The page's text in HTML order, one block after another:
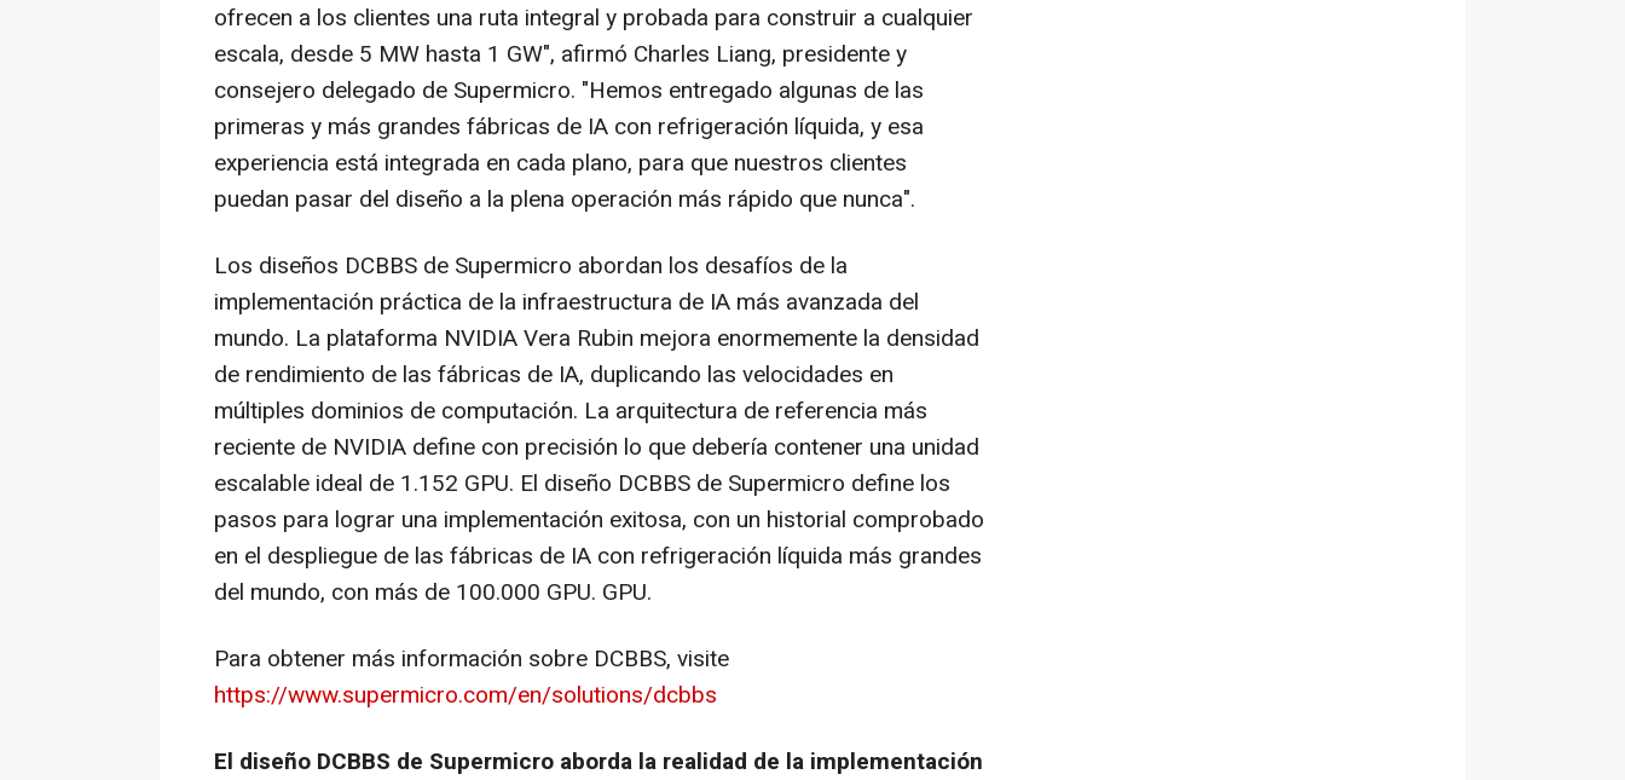
ofrecen a los clientes una ruta integral y probada para construir a cualquier
escala, desde 5 MW hasta 1 GW", afirmó Charles Liang, presidente y
consejero delegado de Supermicro. "Hemos entregado algunas de las
primeras y más grandes fábricas de IA con refrigeración líquida, y esa
experiencia está integrada en cada plano, para que nuestros clientes
puedan pasar del diseño a la plena operación más rápido que nunca".
Los diseños DCBBS de Supermicro abordan los desafíos de la
implementación práctica de la infraestructura de IA más avanzada del
mundo. La plataforma NVIDIA Vera Rubin mejora enormemente la densidad
de rendimiento de las fábricas de IA, duplicando las velocidades en
múltiples dominios de computación. La arquitectura de referencia más
reciente de NVIDIA define con precisión lo que debería contener una unidad
escalable ideal de 1.152 GPU. El diseño DCBBS de Supermicro define los
pasos para lograr una implementación exitosa, con un historial comprobado
en el despliegue de las fábricas de IA con refrigeración líquida más grandes
del mundo, con más de 100.000 GPU. GPU.
Para obtener más información sobre DCBBS, visite
https://www.supermicro.com/en/solutions/dcbbs
El diseño DCBBS de Supermicro aborda la realidad de la implementación